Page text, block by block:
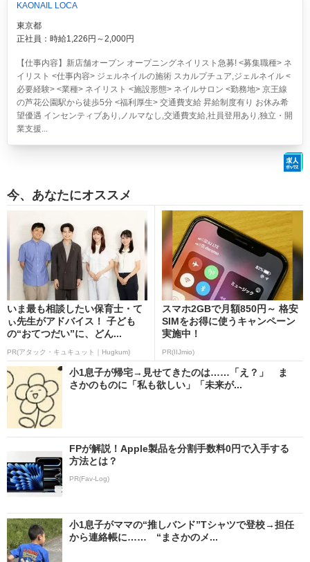
KAONAIL LOCA
東京都
正社員：時給1,226円～2,000円
【仕事内容】新店舗オープン オープニングネイリスト急募! <募集職種> ネ
イリスト <仕事内容> ジェルネイルの施術 スカルプチュア,ジェルネイル <
必要経験> <業種> ネイリスト <施設形態> ネイルサロン <勤務地> 京王線
の芦花公園駅から徒歩5分 <福利厚生> 交通費支給 昇給制度有り お休み希
望優遇 インセンティブあり,ノルマなし,交通費支給,社員登用あり,独立・開
業支援...
今、あなたにオススメ
いま最も相談したい保育士・て
ぃ先生がアドバイス！ 子ども
の“おてつだい”に、どん...
PR(アタック・キュキュット｜Hugkum)
スマホ2GBで月額850円～ 格安
SIMをお得に使うキャンペーン
実施中！
PR(IIJmio)
小1息子が帰宅→見せてきたのは……「え？」 ま
さかのものに「私も欲しい」「未来が...
FPが解説！Apple製品を分割手数料0円で入手する
方法とは？
PR(Fav-Log)
小1息子がママの“推しバンド”Tシャツで登校→担任
から連絡帳に…… “まさかのメ...